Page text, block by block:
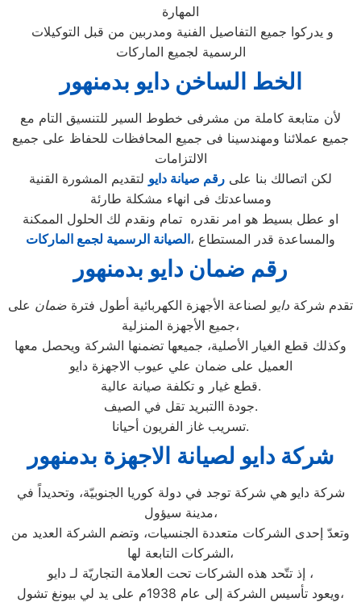
المهارة
الرسمية لجميع الماركات
الخط الساخن دايو بدمنهور
لأن متابعة كاملة من مشرفى خطوط السير للتنسيق التام مع
جميع عملائنا ومهندسينا فى جميع المحافظات للحفاظ على جميع
الالتزامات
لكن اتصالك بنا على رقم صيانة دايو لتقديم المشورة القنية
ومساعدتك فى انهاء مشكلة طارئة
او عطل بسيط هو امر نقدره تمام ونقدم لك الحلول الممكنة
والمساعدة قدر المستطاع ،الصيانة الرسمية لجمع الماركات
رقم ضمان دايو بدمنهور
تقدم شركة دايو لصناعة الأجهزة الكهربائية أطول فترة ضمان على
جميع الأجهزة المنزلية،
وكذلك قطع الغيار الأصلية، جميعها تضمنها الشركة ويحصل معها
العميل على ضمان علي عيوب الاجهزة دايو
قطع غيار و تكلفة صيانة عالية.
جودة االتبريد تقل في الصيف.
تسريب غاز الفريون أحيانا.
شركة دايو لصيانة الاجهزة بدمنهور
شركة دايو هي شركة توجد في دولة كوريا الجنوبيّة، وتحديداً في
مدينة سيؤول،
وتعدّ إحدى الشركات متعددة الجنسيات، وتضم الشركة العديد من
الشركات التابعة لها،
إذ تتّحد هذه الشركات تحت العلامة التجاريّة لـ دايو ،
ويعود تأسيس الشركة إلى عام 1938م على يد لي بيونغ تشول،